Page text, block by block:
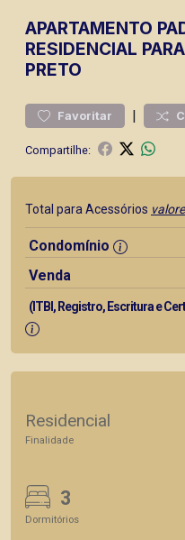
APARTAMENTO
RESIDENCIAL
PRETO
Favoritar |
Compartilhe:
Total para Acessórios
Condomínio
Venda
(ITBI, Registro, Escritura e
Residencial
Finalidade
3
Dormitórios